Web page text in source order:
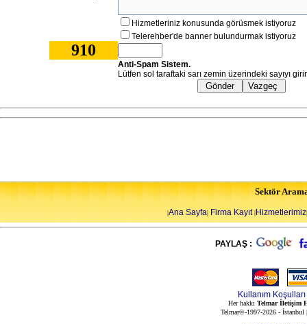
Hizmetleriniz konusunda görüsmek istiyoruz
Telerehber'de banner bulundurmak istiyoruz
910
Anti-Spam Sistem.
Lütfen sol taraftaki sarı zemin üzerindeki sayıyı
Sektör
|Ana Sayfa| Firma Kayıt|Hizmetlerimiz|
PAYLAŞ :
Kullanım Koşulları
Her hakkı Telmar İletişim
Telmar©-1997-2026 -